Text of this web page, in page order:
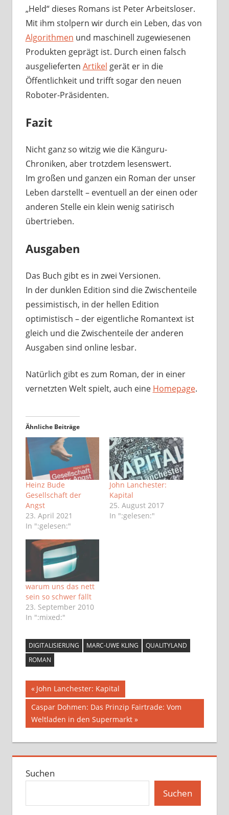
„Held“ dieses Romans ist Peter Arbeitsloser.
Mit ihm stolpern wir durch ein Leben, das von
Algorithmen und maschinell zugewiesenen
Produkten geprägt ist. Durch einen falsch
ausgelieferten Artikel gerät er in die
Öffentlichkeit und trifft sogar den neuen
Roboter-Präsidenten.
Fazit
Nicht ganz so witzig wie die Känguru-
Chroniken, aber trotzdem lesenswert.
Im großen und ganzen ein Roman der unser
Leben darstellt – eventuell an der einen oder
anderen Stelle ein klein wenig satirisch
übertrieben.
Ausgaben
Das Buch gibt es in zwei Versionen.
In der dunklen Edition sind die Zwischenteile
pessimistisch, in der hellen Edition
optimistisch – der eigentliche Romantext ist
gleich und die Zwischenteile der anderen
Ausgaben sind online lesbar.
Natürlich gibt es zum Roman, der in einer
vernetzten Welt spielt, auch eine Homepage.
Ähnliche Beiträge
Heinz Bude
Gesellschaft der
Angst
23. April 2021
In ":gelesen:"
John Lanchester:
Kapital
25. August 2017
In ":gelesen:"
warum uns das nett
sein so schwer fällt
23. September 2010
In ":mixed:"
DIGITALISIERUNG MARC-UWE KLING
QUALITYLAND
ROMAN
Beitragsnavigation
Vorheriger
Beitrag:
John Lanchester: Kapital
Nächster
Beitrag:
Caspar Dohmen: Das Prinzip Fairtrade: Vom
Weltladen in den Supermarkt
Suchen
Suchen